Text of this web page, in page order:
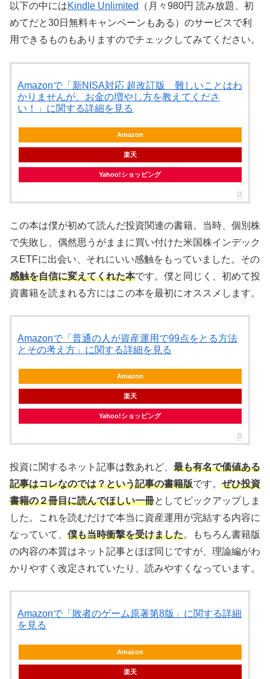
以下の中にはKindle Unlimited
（月々980円 読み放題、初
めてだと30日無料キャンペーンもある）のサービスで利
用できるものもありますのでチェックしてみてください。
Amazonで「新NISA対応 超改訂版 難しいことはわ
かりませんが、お金の増やし方を教えてくださ
い！」に関する詳細を見る
Amazon
楽天
Yahoo!ショッピング
この本は僕が初めて読んだ投資関連の書籍。当時、個別株
で失敗し、偶然思うがままに買い付けた米国株インデック
スETFに出会い、それにいい感触をもっていました。その
感触を自信に変えてくれた本です。僕と同じく、初めて投
資書籍を読まれる方にはこの本を最初にオススメします。
Amazonで「普通の人が資産運用で99点をとる方法
とその考え方」に関する詳細を見る
Amazon
楽天
Yahoo!ショッピング
投資に関するネット記事は数あれど、 最も有名で価値ある
記事はコレなのでは？という記事の書籍版です。 ぜひ投資
書籍の２冊目に読んでほしい一冊としてピックアップしま
した。これを読むだけで本当に資産運用が完結する内容に
なっていて、 僕も当時衝撃を受けました。もちろん書籍版
の内容の本質はネット記事とほぼ同じですが、理論編がわ
かりやすく改定されていたり、読みやすくなっています。
Amazonで「敗者のゲーム原著第8版」に関する詳細
を見る
Amazon
楽天